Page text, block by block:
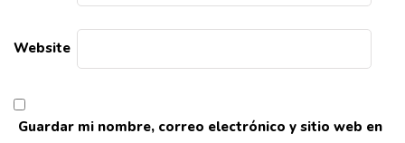
Website
Guardar mi nombre, correo electrónico y sitio web en